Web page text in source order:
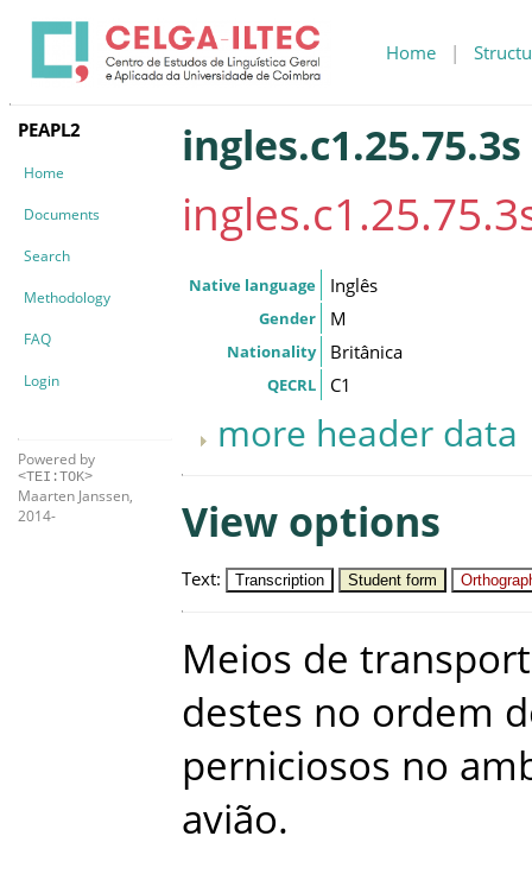
Home |
PEAPL2
Home
Documents
Search
Methodology
FAQ
Login
Powered by
<TEI:TOK>
Maarten Janssen,
2014-
ingles.c1.25.75.3s
Native language Inglês
Gender M
Nationality Britânica
QECRL C1
more header data
View options
Text: Transcription Student form
Meios de
destes no ordem
perniciosos no
avião.